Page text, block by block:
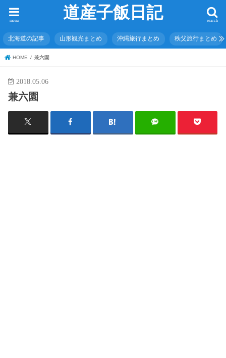
道産子飯日記 search
menu
北海道の記事 山形観光まとめ 沖縄旅行まとめ 秩父旅行まとめ
HOME 兼六園
2018.05.06
兼六園